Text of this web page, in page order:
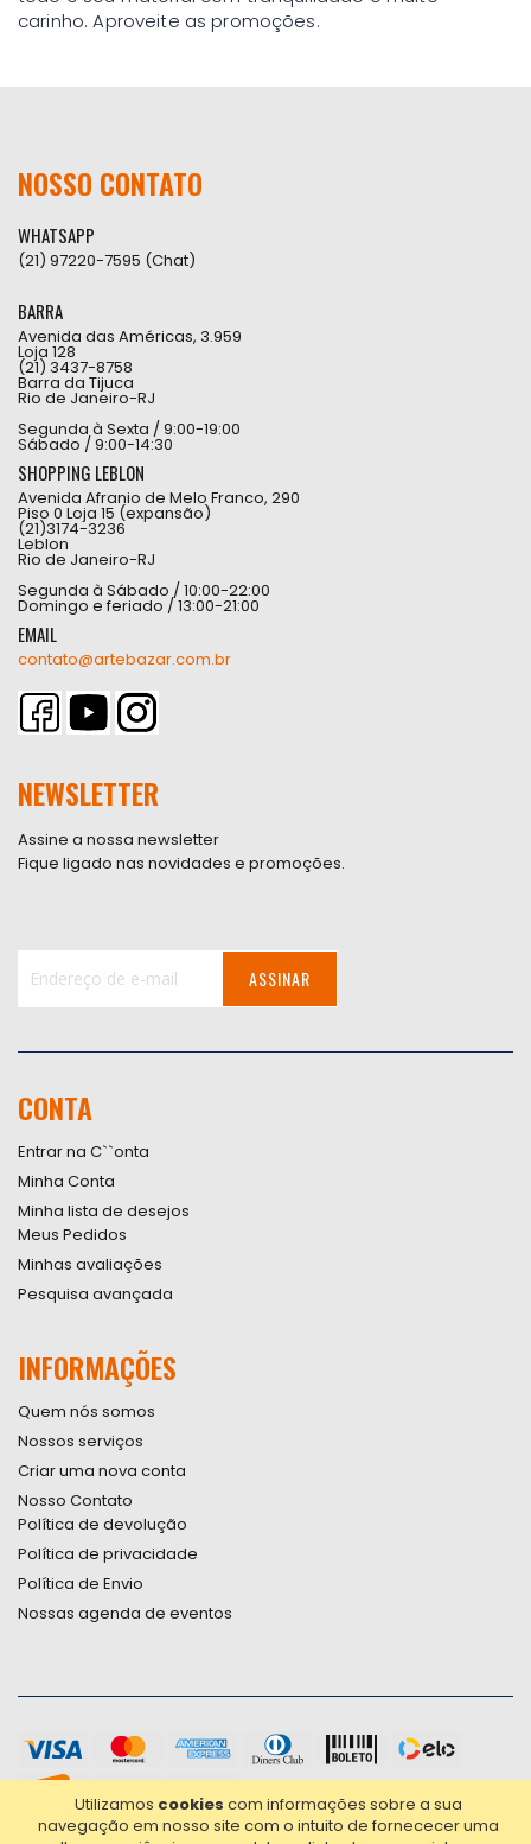
Utilizamos cookies com informações sobre a sua
navegação em nosso site com o intuito de fornececer uma
carinho. Aproveite as promoções.
NOSSO CONTATO
WHATSAPP
(21) 97220-7595 (Chat)
BARRA
Avenida das Américas, 3.959
Loja 128
(21) 3437-8758
Barra da Tijuca
Rio de Janeiro-RJ
Segunda à Sexta / 9:00-19:00
Sábado / 9:00-14:30
SHOPPING LEBLON
Avenida Afranio de Melo Franco, 290
Piso 0 Loja 15 (expansão)
(21)3174-3236
Leblon
Rio de Janeiro-RJ
Segunda à Sábado / 10:00-22:00
Domingo e feriado / 13:00-21:00
EMAIL
contato@artebazar.com.br
NEWSLETTER
Assine a nossa newsletter
Fique ligado nas novidades e promoções.
Newsletter:
ASSINAR
CONTA
Entrar na C``onta
Minha Conta
Minha lista de desejos
Meus Pedidos
Minhas avaliações
Pesquisa avançada
INFORMAÇÕES
Quem nós somos
Nossos serviços
Criar uma nova conta
Nosso Contato
Política de devolução
Política de privacidade
Política de Envio
Nossas agenda de eventos